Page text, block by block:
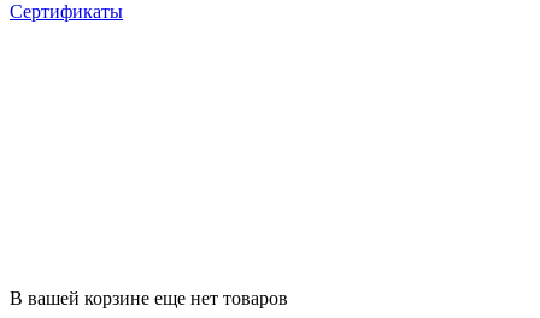
Сертификаты
В вашей корзине еще нет товаров